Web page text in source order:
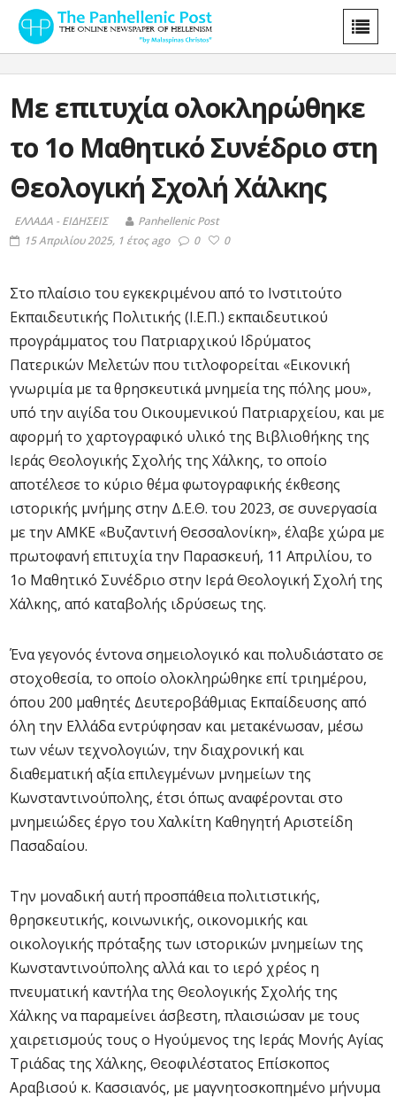
Με επιτυχία ολοκληρώθηκε
το 1ο Μαθητικό Συνέδριο στη
Θεολογική Σχολή Χάλκης
ΕΛΛΑΔΑ - ΕΙΔΗΣΕΙΣ
Panhellenic Post
15 Απριλίου 2025, 1 έτος ago
0 0
Στο πλαίσιο του εγκεκριμένου από το Ινστιτούτο
Εκπαιδευτικής Πολιτικής (Ι.Ε.Π.) εκπαιδευτικού
προγράμματος του Πατριαρχικού Ιδρύματος
Πατερικών Μελετών που τιτλοφορείται «Εικονική
γνωριμία με τα θρησκευτικά μνημεία της πόλης μου»,
υπό την αιγίδα του Οικουμενικού Πατριαρχείου, και με
αφορμή το χαρτογραφικό υλικό της Βιβλιοθήκης της
Ιεράς Θεολογικής Σχολής της Χάλκης, το οποίο
αποτέλεσε το κύριο θέμα φωτογραφικής έκθεσης
ιστορικής μνήμης στην Δ.Ε.Θ. του 2023, σε συνεργασία
με την ΑΜΚΕ «Βυζαντινή Θεσσαλονίκη», έλαβε χώρα με
πρωτοφανή επιτυχία την Παρασκευή, 11 Απριλίου, το
1ο Μαθητικό Συνέδριο στην Ιερά Θεολογική Σχολή της
Χάλκης, από καταβολής ιδρύσεως της.
Ένα γεγονός έντονα σημειολογικό και πολυδιάστατο σε
στοχοθεσία, το οποίο ολοκληρώθηκε επί τριημέρου,
όπου 200 μαθητές Δευτεροβάθμιας Εκπαίδευσης από
όλη την Ελλάδα εντρύφησαν και μετακένωσαν, μέσω
των νέων τεχνολογιών, την διαχρονική και
διαθεματική αξία επιλεγμένων μνημείων της
Κωνσταντινούπολης, έτσι όπως αναφέρονται στο
μνημειώδες έργο του Χαλκίτη Καθηγητή Αριστείδη
Πασαδαίου.
Την μοναδική αυτή προσπάθεια πολιτιστικής,
θρησκευτικής, κοινωνικής, οικονομικής και
οικολογικής πρόταξης των ιστορικών μνημείων της
Κωνσταντινούπολης αλλά και το ιερό χρέος η
πνευματική καντήλα της Θεολογικής Σχολής της
Χάλκης να παραμείνει άσβεστη, πλαισιώσαν με τους
χαιρετισμούς τους ο Ηγούμενος της Ιεράς Μονής Αγίας
Τριάδας της Χάλκης, Θεοφιλέστατος Επίσκοπος
Αραβισού κ. Κασσιανός, με μαγνητοσκοπημένο μήνυμα